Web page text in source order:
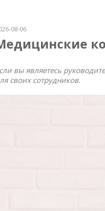
08-06
вы являетесь
своих сотрудников.